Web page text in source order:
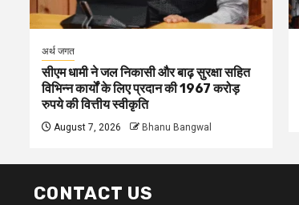
अर्थ जगत
सीएम धामी ने जल निकासी और बाढ़ सुरक्षा सहित
विभिन्न कार्यों के लिए प्रदान की 1967 करोड़
रुपये की वित्तीय स्वीकृति
August 7, 2026 Bhanu Bangwal
CONTACT US